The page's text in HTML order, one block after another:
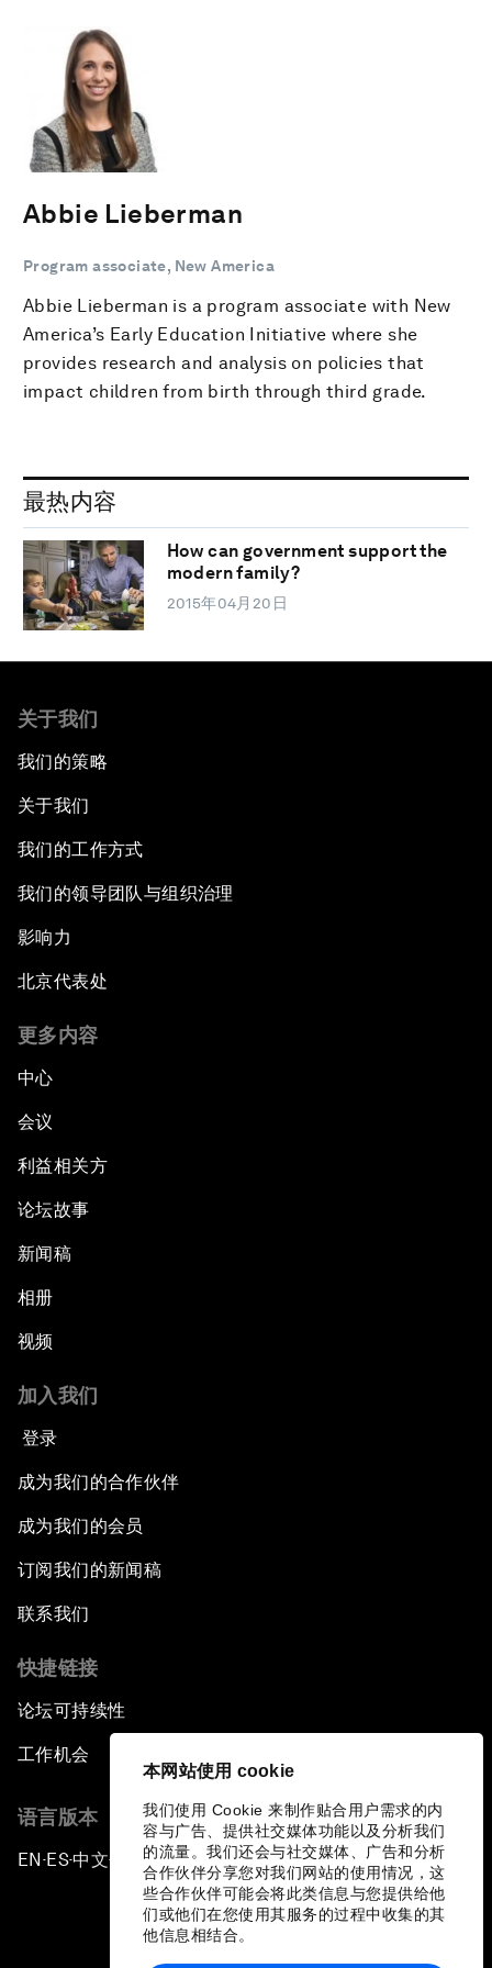
本网站使用 cookie
我们使用 Cookie 来制作贴合用户需求的内
容与广告、提供社交媒体功能以及分析我们
的流量。我们还会与社交媒体、广告和分析
合作伙伴分享您对我们网站的使用情况，这
些合作伙伴可能会将此类信息与您提供给他
们或他们在您使用其服务的过程中收集的其
他信息相结合。
Abbie Lieberman
Program associate, New America
Abbie Lieberman is a program associate with New
America’s Early Education Initiative where she
provides research and analysis on policies that
impact children from birth through third grade.
最热内容
How can government support the
modern family?
2015年04月20日
关于我们
我们的策略
关于我们
我们的工作方式
我们的领导团队与组织治理
影响力
北京代表处
更多内容
中心
会议
利益相关方
论坛故事
新闻稿
相册
视频
加入我们
登录
成为我们的合作伙伴
成为我们的会员
订阅我们的新闻稿
联系我们
快捷链接
论坛可持续性
工作机会
语言版本
EN ▪ES▪中文▪ 日本語